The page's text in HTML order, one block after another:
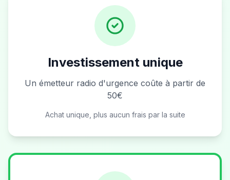
Investissement unique
Un émetteur radio d'urgence coûte à partir de
50€
Achat unique, plus aucun frais par la suite